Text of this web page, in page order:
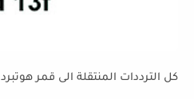
كل الترددات المنتقلة الى قمر هوتبرد hotbird 13f